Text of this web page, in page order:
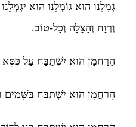
גְמָלָנוּ הוּא גוֹמְלֵנוּ הוּא
וְרֶוַח וְהַצָּלָה וְכָל-טוֹב.
הָרַחֲמָן הוּא יִשְׁתַּבַּח עַל כִּסֵּא
הָרַחֲמָן הוּא יִשְׁתַּבַּח בַּשָּׁמַיִם